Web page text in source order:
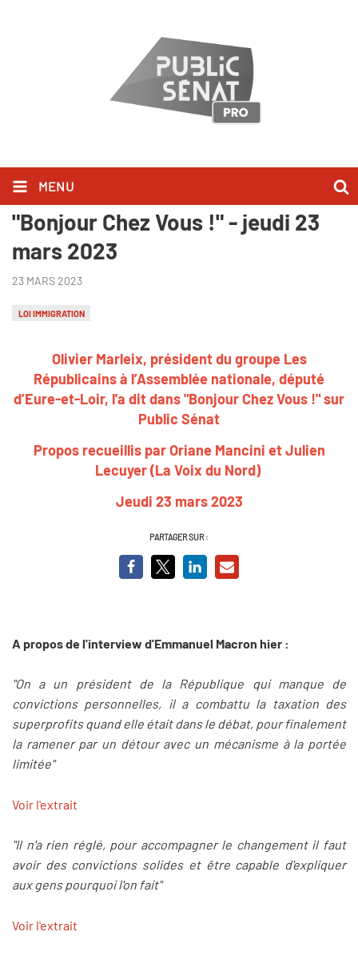
MENU
Olivier Marleix l'a dit dans
"Bonjour Chez Vous !" - jeudi 23
mars 2023
23 MARS 2023
LOI IMMIGRATION
Olivier Marleix, président du groupe Les
Républicains à l’Assemblée nationale, député
d’Eure-et-Loir, l'a dit dans "Bonjour Chez Vous !" sur
Public Sénat
Propos recueillis par Oriane Mancini et Julien
Lecuyer (La Voix du Nord)
Jeudi 23 mars 2023
PARTAGER SUR :
A propos de l'interview d'Emmanuel Macron hier :
"On a un président de la République qui manque de
convictions personnelles, il a combattu la taxation des
superprofits quand elle était dans le débat, pour finalement
la ramener par un détour avec un mécanisme à la portée
limitée"
Voir l'extrait
"Il n'a rien réglé, pour accompagner le changement il faut
avoir des convictions solides et être capable d'expliquer
aux gens pourquoi l'on fait"
Voir l'extrait